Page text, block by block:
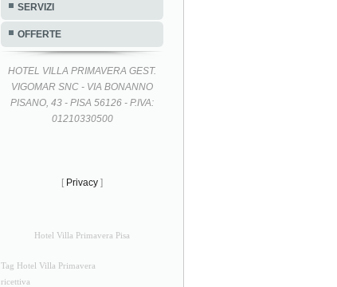
SERVIZI
OFFERTE
HOTEL VILLA PRIMAVERA GEST.
VIGOMAR SNC - VIA BONANNO
PISANO, 43 - PISA 56126 - P.IVA:
01210330500
[ Privacy ]
Hotel Villa Primavera Pisa
Tag Hotel Villa Primavera
ricettiva